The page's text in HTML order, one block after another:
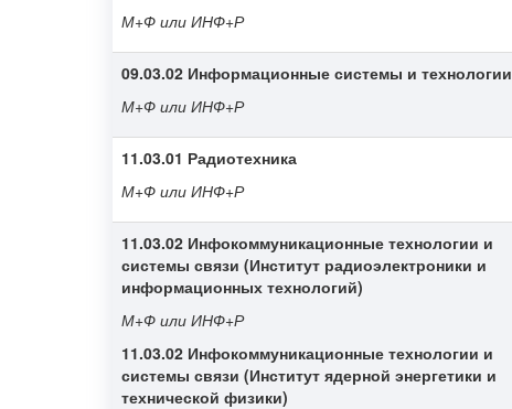
М+Ф или ИНФ+Р
09.03.02 Информационные системы и технологии
М+Ф или ИНФ+Р
11.03.01 Радиотехника
М+Ф или ИНФ+Р
11.03.02 Инфокоммуникационные технологии и
системы связи (Институт радиоэлектроники и
информационных технологий)
М+Ф или ИНФ+Р
11.03.02 Инфокоммуникационные технологии и
системы связи (Институт ядерной энергетики и
технической физики)